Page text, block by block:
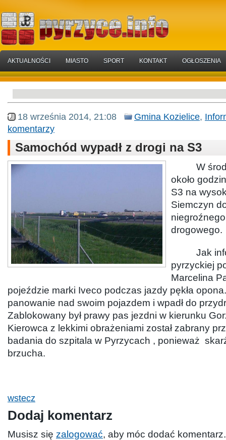
AKTUALNOŚCI MIASTO SPORT KONTAKT OGŁOSZENIA
18 września 2014, 21:08 Gmina Kozielice,
komentarzy
Samochód wypadł z drogi na S3
W środę
około
S3 na
Siemczyn
drogowego.
Jak
pyrzyckiej
Marcelina
pojeździe marki Iveco podczas jazdy pękła
panowanie nad swoim pojazdem i wpadł do
Zablokowany był prawy pas jezdni w kierunku
Kierowca z lekkimi obrażeniami został zabrany
badania do szpitala w Pyrzycach , ponieważ
brzucha.
wstecz
Dodaj komentarz
Musisz się zalogować, aby móc dodać komentarz.